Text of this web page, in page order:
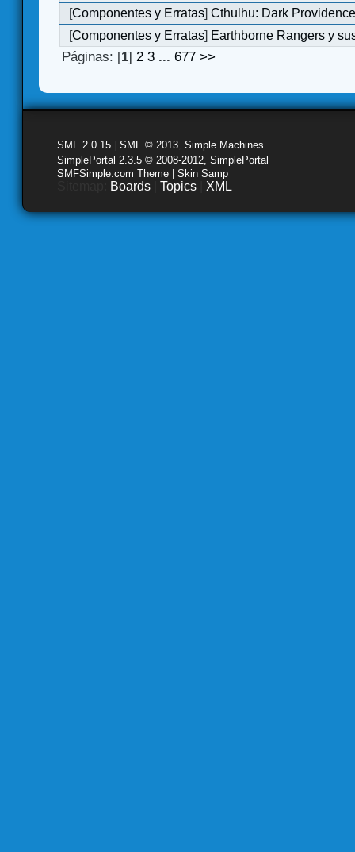
[Componentes y Erratas]Cthulhu: Dark
[Componentes y Erratas] Earthborne Rangers y
Páginas: [1]2 3 ...677 >>
SMF 2.0.15 SMF © 2013 Simple Machines
SimplePortal 2.3.5 © 2008-2012, SimplePortal
SMFSimple.com Theme | Skin Samp
Boards Topics XML